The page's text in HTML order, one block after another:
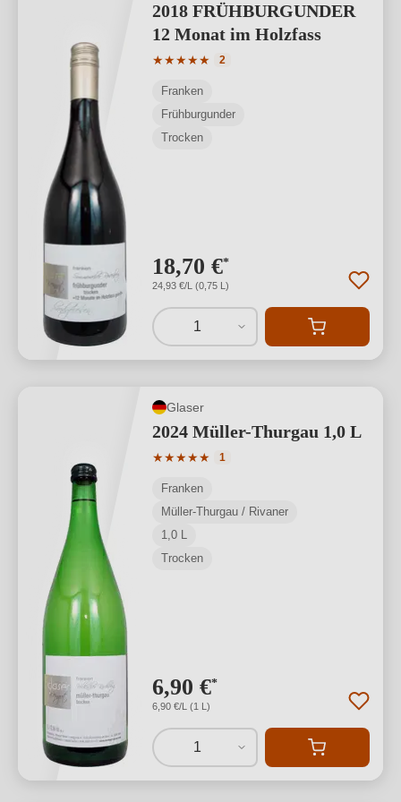
2018 FRÜHBURGUNDER
12 Monat im Holzfass
★★★★★
Durchschnittliche Bewertung von 5
2
Franken
Frühburgunder
Trocken
18,70 €*
24,93 €/L (0,75 L)
1
Glaser
2024 Müller-Thurgau 1,0 L
★★★★★
Durchschnittliche Bewertung von 5
1
Franken
Müller-Thurgau / Rivaner
1,0 L
Trocken
6,90 €*
6,90 €/L (1 L)
1